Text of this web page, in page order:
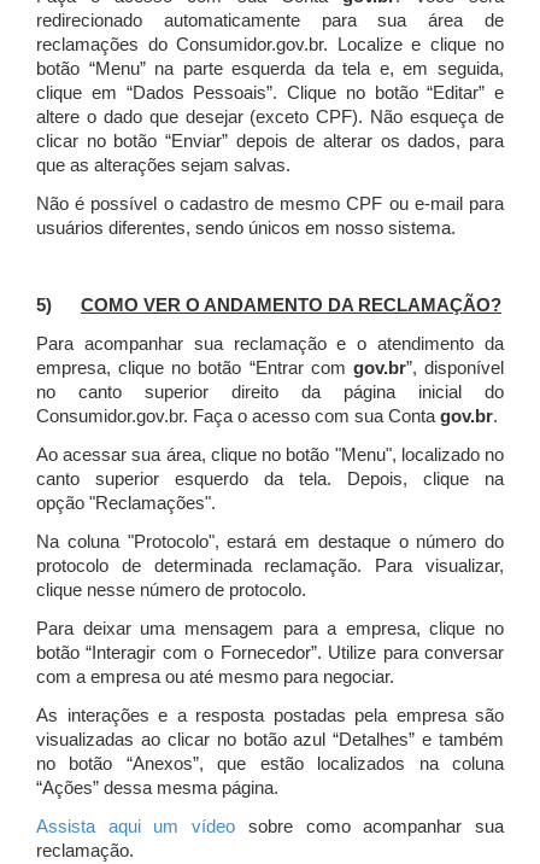
redirecionado automaticamente para sua área de
reclamações do Consumidor.gov.br.
Localize e clique no
botão “Menu” na parte esquerda da tela e, em seguida,
clique em “Dados Pessoais”. Clique no botão “Editar” e
altere o dado que desejar (exceto CPF). Não esqueça de
clicar no botão “Enviar” depois de alterar os dados, para
que as alterações sejam salvas.
Não é possível o cadastro de mesmo CPF ou e-mail para
usuários diferentes, sendo únicos em nosso sistema.
5) COMO VER O ANDAMENTO DA RECLAMAÇÃO?
Para acompanhar sua reclamação e o atendimento da
empresa, clique no botão “Entrar com gov.br”, disponível
no canto superior direito da página inicial do
Consumidor.gov.br. Faça o acesso com sua Contagov.br.
Ao acessar sua área, clique no botão "Menu", localizado no
canto superior esquerdo da tela. Depois, clique na
opção "Reclamações".
Na coluna "Protocolo", estará em destaque o número do
protocolo de determinada reclamação. Para visualizar,
clique nesse número de protocolo.
Para deixar uma mensagem para a empresa, clique no
botão “Interagir com o Fornecedor”. Utilize para conversar
com a empresa ou até mesmo para negociar.
As interações e a resposta postadas pela empresa são
visualizadas ao clicar no botão azul “Detalhes” e também
no botão “Anexos”, que estão localizados na coluna
“Ações” dessa mesma página.
Assista aqui um vídeo sobre como acompanhar sua
reclamação.